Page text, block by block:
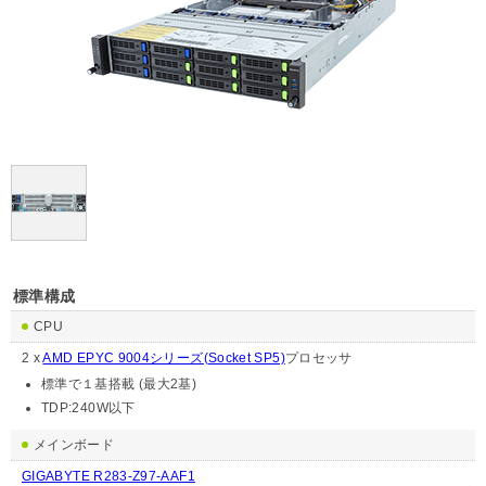
標準構成
CPU
2 xAMD EPYC 9004シリーズ(Socket SP5)プロセッサ
標準で１基搭載 (最大2基)
TDP:240W以下
メインボード
GIGABYTE R283-Z97-AAF1